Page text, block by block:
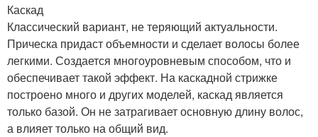
Каскад
Классический вариант, не теряющий актуальности.
Прическа придаст объемности и сделает волосы более
легкими. Создается многоуровневым способом, что и
обеспечивает такой эффект. На каскадной стрижке
построено много и других моделей, каскад является
только базой. Он не затрагивает основную длину волос,
а влияет только на общий вид.